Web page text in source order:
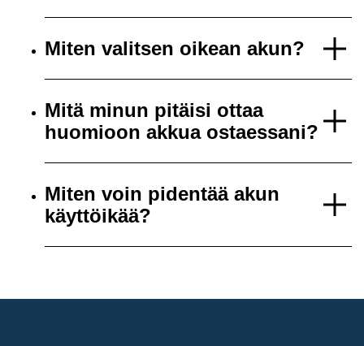
Miten valitsen oikean akun?
Mitä minun pitäisi ottaa
huomioon akkua ostaessani?
Miten voin pidentää akun
käyttöikää?